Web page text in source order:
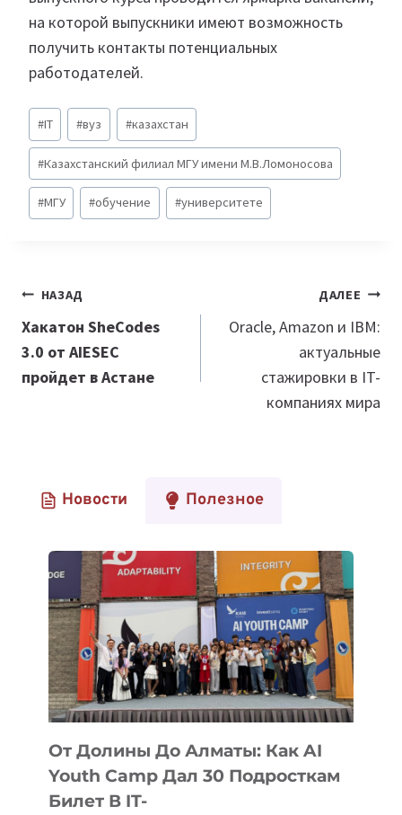
на которой выпускники имеют возможность
получить контакты потенциальных
работодателей.
Метки
записи:
#IT #вуз #казахстан
#Казахстанский филиал МГУ имени М.В.Ломоносова
#МГУ #обучение #университете
Навигация
по
записям
НАЗАД
Хакатон SheCodes
3.0 от AIESEC
пройдет в Астане
ДАЛЕЕ
Oracle, Amazon и IBM:
актуальные
стажировки в IT-
компаниях мира
Новости Полезное
От Долины До Алматы: Как AI
Youth Camp Дал 30 Подросткам
Билет В IT-